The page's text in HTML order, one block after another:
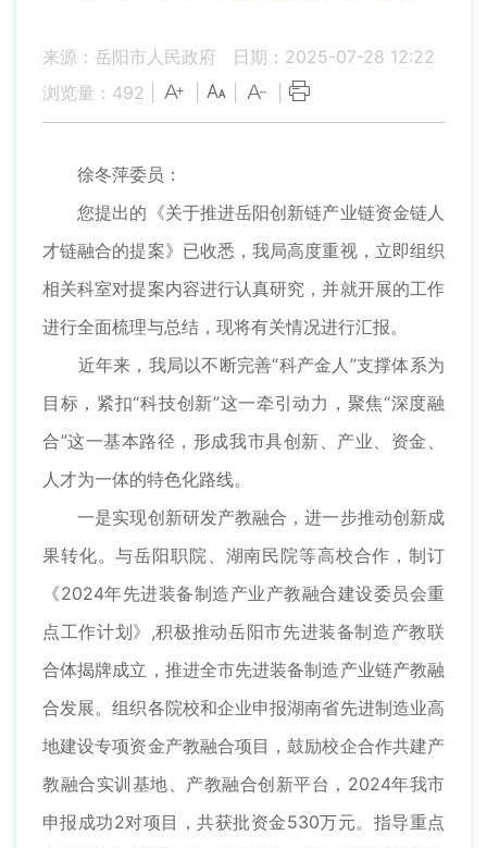
来源：岳阳市人民政府
日期：2025-07-28 12:22
浏览量： 492
徐冬萍委员：
您提出的《关于推进岳阳创新链产业链资金链人
才链融合的提案》已收悉，我局高度重视，立即组织
相关科室对提案内容进行认真研究，并就开展的工作
进行全面梳理与总结，现将有关情况进行汇报。
近年来，我局以不断完善“科产金人”支撑体系为
目标，紧扣“科技创新”这一牵引动力，聚焦“深度融
合”这一基本路径，形成我市具创新、产业、资金、
人才为一体的特色化路线。
一是实现创新研发产教融合，进一步推动创新成
果转化。与岳阳职院、湖南民院等高校合作，制订
《2024年先进装备制造产业产教融合建设委员会重
点工作计划》,积极推动岳阳市先进装备制造产教联
合体揭牌成立，推进全市先进装备制造产业链产教融
合发展。组织各院校和企业申报湖南省先进制造业高
地建设专项资金产教融合项目，鼓励校企合作共建产
教融合实训基地、产教融合创新平台，2024年我市
申报成功2对项目，共获批资金530万元。指导重点